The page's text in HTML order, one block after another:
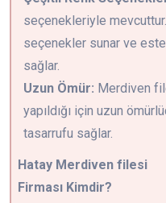
seçenekleriyle mevcuttur.
seçenekler sunar ve
sağlar.
Uzun Ömür: Merdiven
yapıldığı için uzun
tasarrufu sağlar.
Hatay Merdiven filesi
Firması Kimdir?